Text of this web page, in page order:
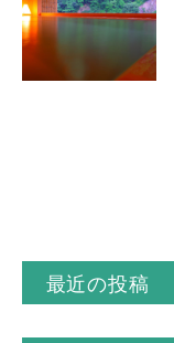
最近の投稿